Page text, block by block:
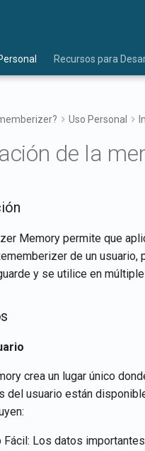
Recursos para
Uso Personal
de la
Memory permite que
de un
y se utilice en
crea un lugar único
del usuario están
Fácil: Los datos